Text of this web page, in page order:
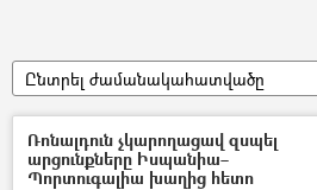
Ընտրել ժամանակահատվածը
Ռոնալդուն չկարողացավ զսպել
արցունքները Իսպանիա–
Պորտուգալիա խաղից հետո